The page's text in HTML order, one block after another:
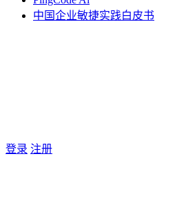
中国企业敏捷实践白皮书
登录 注册